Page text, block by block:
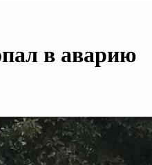
в аварию